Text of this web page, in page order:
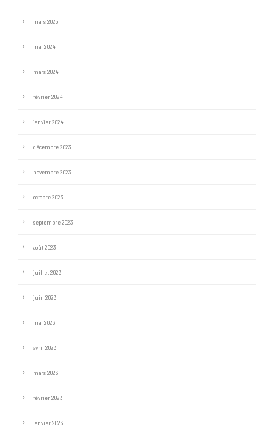
mars 2025
mai 2024
mars 2024
février 2024
janvier 2024
décembre 2023
novembre 2023
octobre 2023
septembre 2023
août 2023
juillet 2023
juin 2023
mai 2023
avril 2023
mars 2023
février 2023
janvier 2023